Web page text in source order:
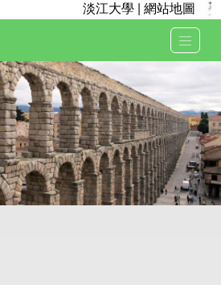
淡江大學 網站地圖